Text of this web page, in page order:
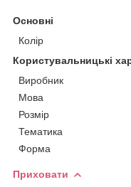
Основні
Колір
Користувальницькі
Виробник
Мова
Розмір
Тематика
Форма
Приховати